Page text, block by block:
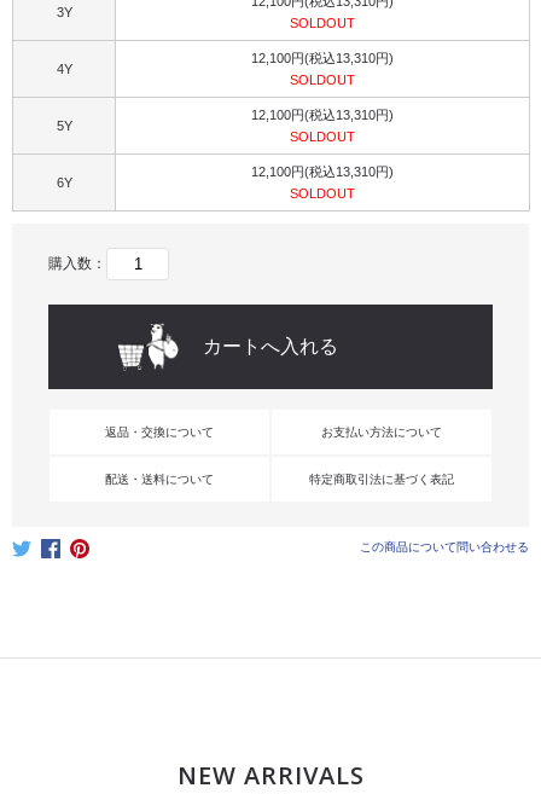
3Y
SOLDOUT
4Y
12,100円(税込13,310円)
SOLDOUT
5Y
12,100円(税込13,310円)
SOLDOUT
6Y
12,100円(税込13,310円)
SOLDOUT
購入数：
返品・交換について お支払い方法について
配送・送料について 特定商取引法に基づく表記
この商品について問い合わせる
NEW ARRIVALS